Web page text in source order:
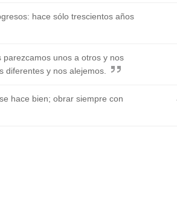
hace sólo trescientos años
unos a otros y nos
diferentes y nos alejemos.
hace bien; obrar siempre con